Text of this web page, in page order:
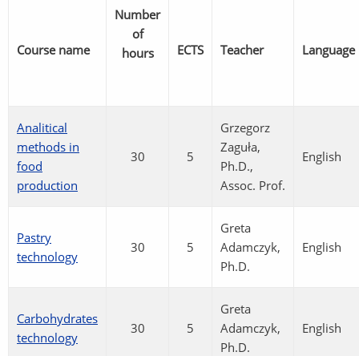
Course name
Number
of
hours
ECTS Teacher Language
Analitical
methods in
food
production
30 5
Grzegorz
Zaguła,
Ph.D.,
Assoc. Prof.
English
Pastry
technology
30 5
Greta
Adamczyk,
Ph.D.
English
Carbohydrates
technology
30 5
Greta
Adamczyk,
Ph.D.
English